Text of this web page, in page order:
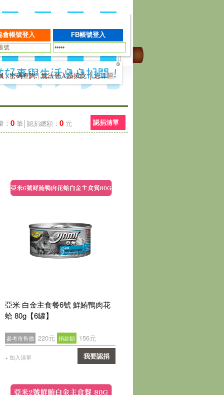
|密碼查詢|無法登入請按此│志工區
： 0 筆│認捐總額： 0 元 認捐清單
亞米 白金主食餐6號 鮮鮪鴨肉花
蛤 80g【6罐】
參考市售價 220元 捐款額 156元
+ 加入清單 我要認捐